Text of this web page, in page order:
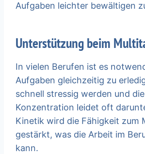
Aufgaben leichter bewältigen
Unterstützung beim
In vielen Berufen ist es
Aufgaben gleichzeitig zu
schnell stressig werden und die
Konzentration leidet oft
Kinetik wird die Fähigkeit zum
gestärkt, was die Arbeit im
kann.